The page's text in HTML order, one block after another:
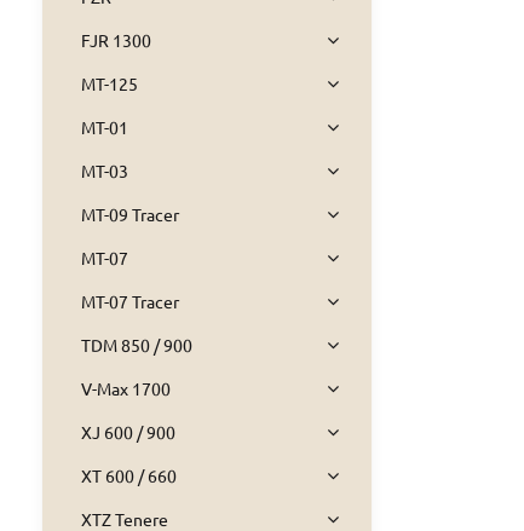
FJR 1300
MT-125
MT-01
MT-03
MT-09 Tracer
MT-07
MT-07 Tracer
TDM 850 / 900
V-Max 1700
XJ 600 / 900
XT 600 / 660
XTZ Tenere